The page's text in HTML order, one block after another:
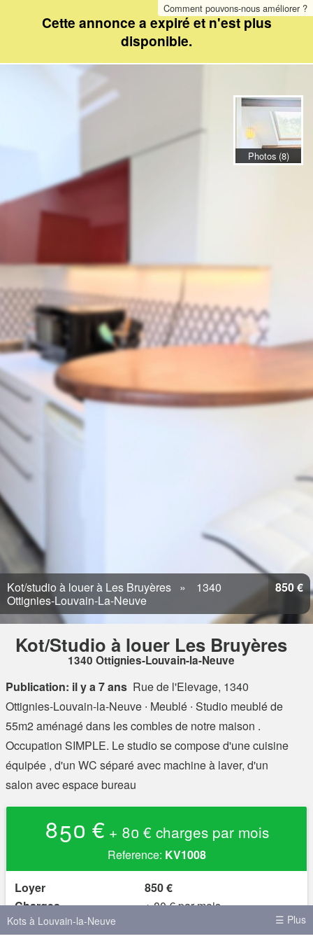
Kots à Louvain-la-Neuve ☰ Plus
Comment pouvons-nous améliorer ?
Cette annonce a expiré et n'est plus
disponible.
Kot/studio à louer à Les Bruyères
1340
Ottignies-Louvain-La-Neuve
850 €
Kot/Studio à louer Les Bruyères
1340 Ottignies-Louvain-la-Neuve
Publication: il y a 7 ans Rue de l'Elevage, 1340
Ottignies-Louvain-la-Neuve ∙ Meublé ∙ Studio meublé de
55m2 aménagé dans les combles de notre maison .
Occupation SIMPLE. Le studio se compose d'une cuisine
équipée , d'un WC séparé avec machine à laver, d'un
salon avec espace bureau
850 €+ 80 € charges par mois
Reference: KV1008
Loyer
850 €
Charges
+ 80 € par mois
Caution